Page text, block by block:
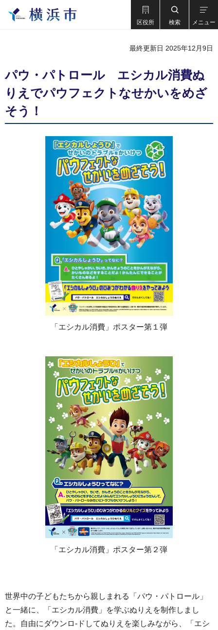
区役所 検索 メニュー
最終更新日 2025年12月9日
パウ・パトロール エシカル消費ぬ
りえでパウフェクトなせかいをめざ
そう！
「エシカル消費」ポスター第１弾
「エシカル消費」ポスター第２弾
世界中の子どもたちから親しまれる「パウ・パトロール」
と一緒に、「エシカル消費」を学ぶぬりえを制作しまし
た。自由にダウンロ-ドしてぬりえを楽しみながら、「エシ